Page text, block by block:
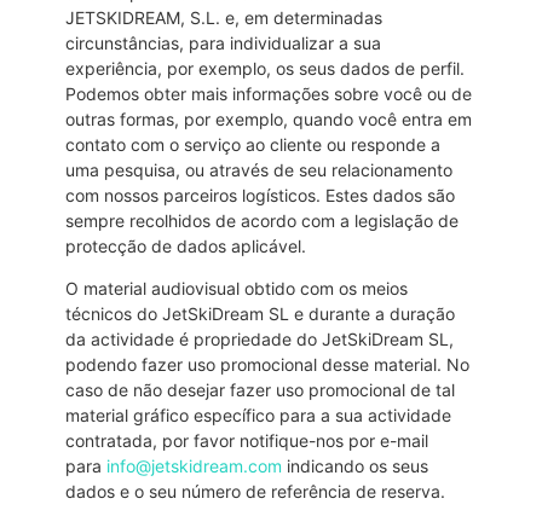
JETSKIDREAM, S.L. e, em determinadas
circunstâncias, para individualizar a sua
experiência, por exemplo, os seus dados de perfil.
Podemos obter mais informações sobre você ou de
outras formas, por exemplo, quando você entra em
contato com o serviço ao cliente ou responde a
uma pesquisa, ou através de seu relacionamento
com nossos parceiros logísticos. Estes dados são
sempre recolhidos de acordo com a legislação de
protecção de dados aplicável.
O material audiovisual obtido com os meios
técnicos do JetSkiDream SL e durante a duração
da actividade é propriedade do JetSkiDream SL,
podendo fazer uso promocional desse material. No
caso de não desejar fazer uso promocional de tal
material gráfico específico para a sua actividade
contratada, por favor notifique-nos por e-mail
para info@jetskidream.com indicando os seus
dados e o seu número de referência de reserva.